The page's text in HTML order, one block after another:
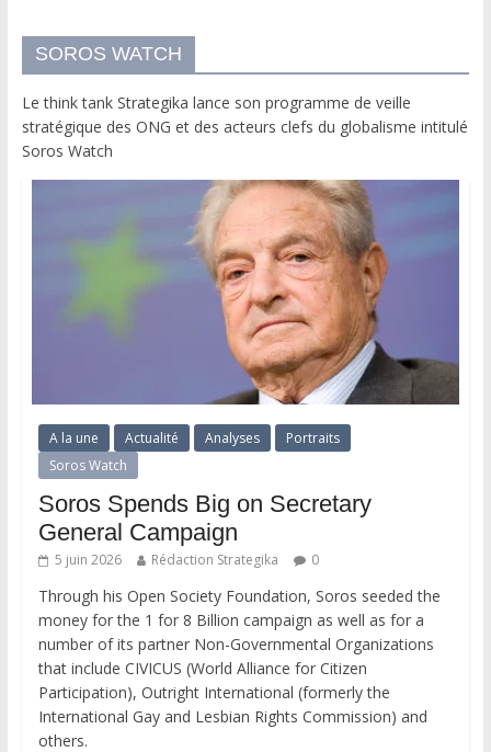
SOROS WATCH
Le think tank Strategika lance son programme de veille
stratégique des ONG et des acteurs clefs du globalisme intitulé
Soros Watch
A la une Actualité Analyses
Portraits
Soros Watch
Soros Spends Big on Secretary
General Campaign
5 juin 2026 Rédaction Strategika 0
Through his Open Society Foundation, Soros seeded the
money for the 1 for 8 Billion campaign as well as for a
number of its partner Non-Governmental Organizations
that include CIVICUS (World Alliance for Citizen
Participation), Outright International (formerly the
International Gay and Lesbian Rights Commission) and
others.